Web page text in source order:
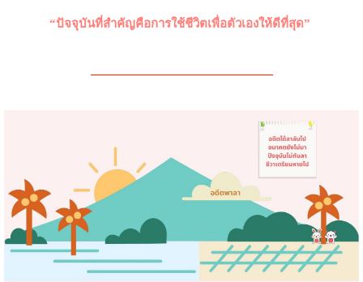
“ปัจจุบันที่สำคัญคือการใช้ชีวิตเพื่อตัวเองให้ดีที่สุด”
———————————————